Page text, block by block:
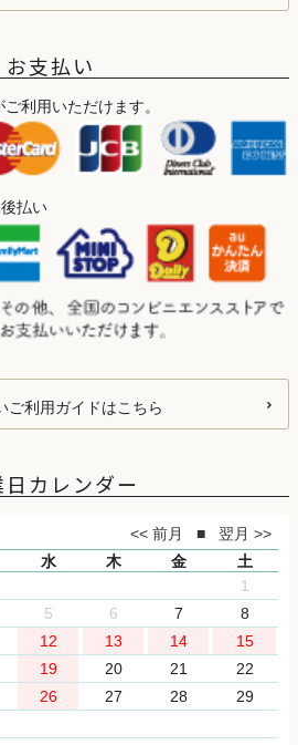
お支払い
利用いただけます。
払い
ご利用ガイドはこちら
日カレンダー
水 木 金
土
1
5 6 7
8
12 13 14
15
19 20 21
22
26 27 28
29